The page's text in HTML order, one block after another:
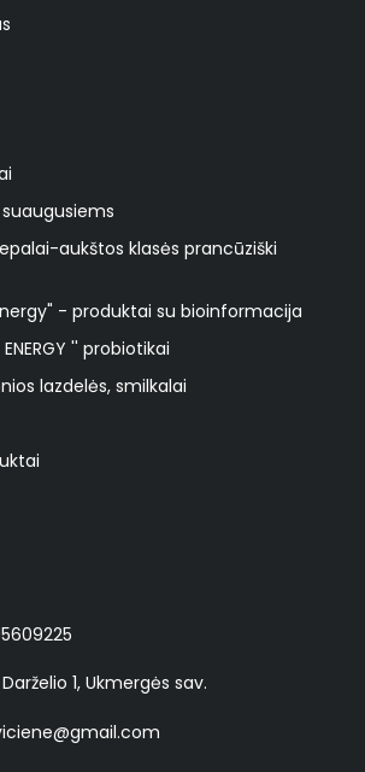
aukštos klasės prancūziški
- produktai su bioinformacija
'' probiotikai
lazdelės, smilkalai
1, Ukmergės sav.